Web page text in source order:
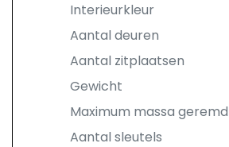
Interieurkleur
Aantal deuren
Aantal zitplaatsen
Gewicht
Maximum massa geremd
Aantal sleutels